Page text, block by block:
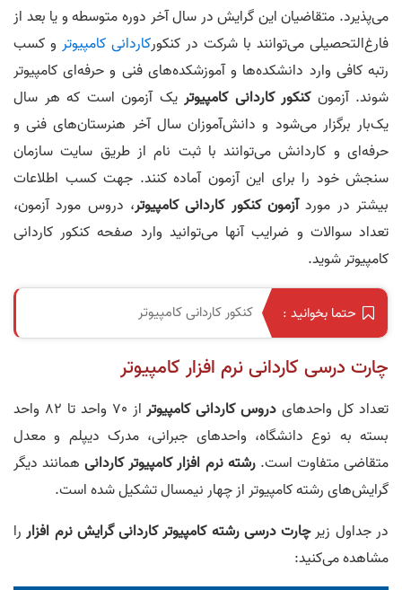
می‌پذیرد. متقاضیان این گرایش در سال آخر دوره متوسطه و یا بعد از
فارغ‌التحصیلی می‌توانند با شرکت در کنکورکاردانی کامپیوتر و کسب
رتبه کافی وارد دانشکده‌ها و آموزشکده‌های فنی و حرفه‌ای کامپیوتر
شوند. آزمونکنکور کاردانی کامپیوتر یک آزمون است که هر سال
یک‌بار برگزار می‌شود و دانش‌آموزان سال آخر هنرستان‌های فنی و
حرفه‌ای و کاردانش می‌توانند با ثبت نام از طریق سایت سازمان
سنجش خود را برای این آزمون آماده کنند. جهت کسب اطلاعات
بیشتر در موردآزمون کنکور کاردانی کامپیوتر، دروس مورد آزمون،
تعداد سوالات و ضرایب آنها می‌توانید وارد صفحه کنکور کاردانی
کامپیوتر شوید.
حتما بخوانید : کنکور کاردانی کامپیوتر
چارت درسی کاردانی نرم افزار کامپیوتر
تعداد کل واحد‌های دروس کاردانی کامپیوتر
از 70 واحد تا 82 واحد
بسته به نوع دانشگاه، واحد‌های جبرانی، مدرک دیپلم و معدل
متقاضی متفاوت است.رشته نرم افزار کامپیوتر کاردانیهمانند دیگر
گرایش‌های رشته کامپیوتر از چهار نیمسال تشکیل شده است.
در جداول زیرچارت درسی رشته کامپیوتر کاردانی گرایش نرم افزاررا
مشاهده می‌کنید: